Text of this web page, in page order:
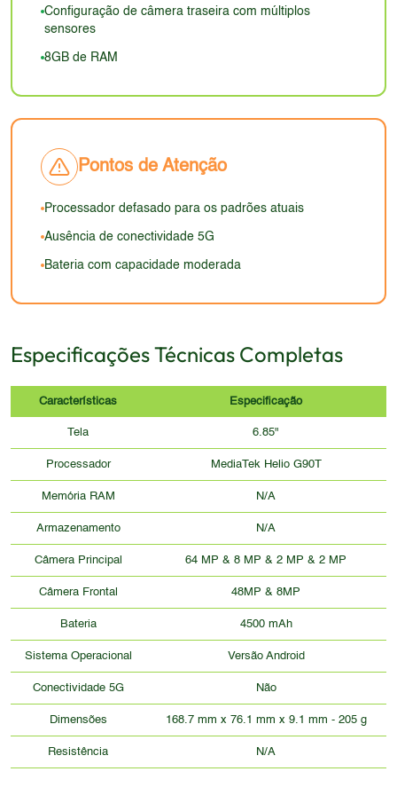
qualidade dos smartphones atuais, que oferecem
displays mais avançados.
durabilidade também é desconhecida, dependendo
não está detalhado.
Configuração de câmera traseira com múltiplos
sensores
8GB de RAM
Pontos de Atenção
Processador defasado para os padrões atuais
Ausência de conectividade 5G
Bateria com capacidade moderada
Especificações Técnicas Completas
Características Especificação
Tela 6.85"
Processador MediaTek Helio G90T
Memória RAM N/A
Armazenamento N/A
Câmera Principal 64 MP & 8 MP & 2 MP & 2 MP
Câmera Frontal 48MP & 8MP
Bateria 4500 mAh
Sistema Operacional Versão Android
Conectividade 5G Não
Dimensões 168.7 mm x 76.1 mm x 9.1 mm - 205 g
Resistência N/A